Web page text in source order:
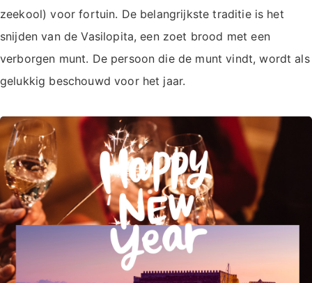
zeekool) voor fortuin. De belangrijkste traditie is het
snijden van de Vasilopita, een zoet brood met een
verborgen munt. De persoon die de munt vindt, wordt als
gelukkig beschouwd voor het jaar.